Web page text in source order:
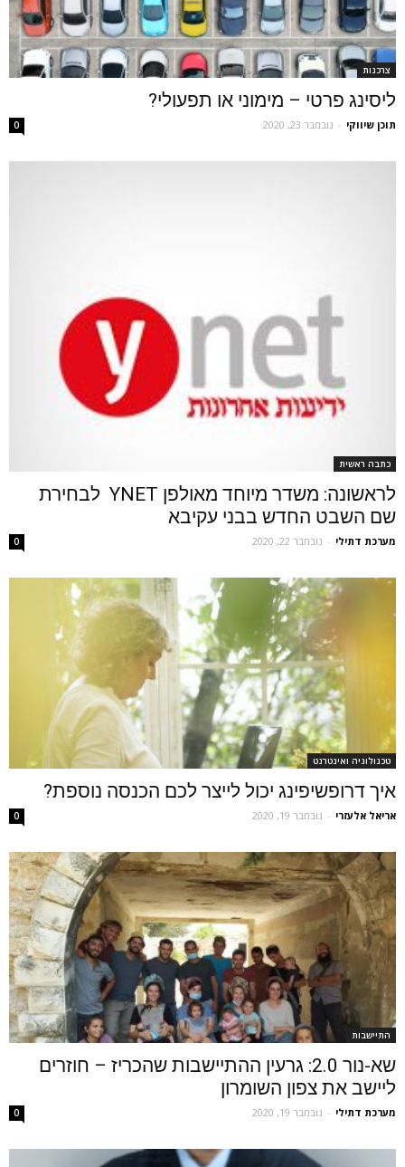
צרכנות
ליסינג פרטי – מימוני או תפעולי?
תוכן שיווקי - נובמבר 23, 2020 0
כתבה ראשית
לראשונה: משדר מיוחד מאולפן YNET לבחירת
שם השבט החדש בבני עקיבא
מערכת דתילי - נובמבר 22, 2020 0
טכנולוגיה ואינטרנט
איך דרופשיפינג יכול לייצר לכם הכנסה נוספת?
אריאל אלעזרי - נובמבר 19, 2020 0
התיישבות
שא-נור 2.0: גרעין ההתיישבות שהכריז – חוזרים
ליישב את צפון השומרון
מערכת דתילי - נובמבר 19, 2020 0